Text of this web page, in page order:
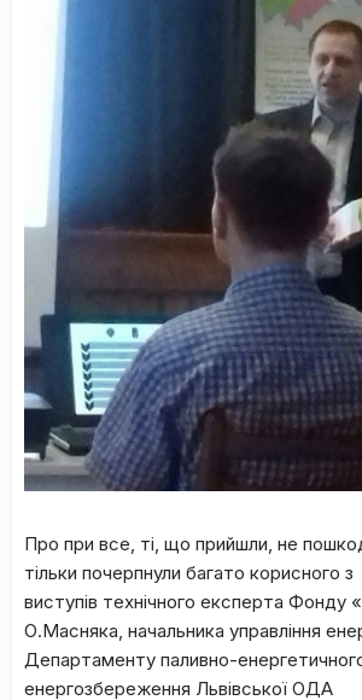
Про при все, ті, що прийшли, не
тільки почерпнули багато корисного з
виступів технічного експерта Фонду
О.Масняка, начальника управління
Департаменту паливно-
енергозбереження Львівської ОДА